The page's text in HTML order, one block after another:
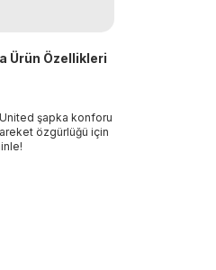
Ürün Özellikleri
şapka konforu
özgürlüğü için